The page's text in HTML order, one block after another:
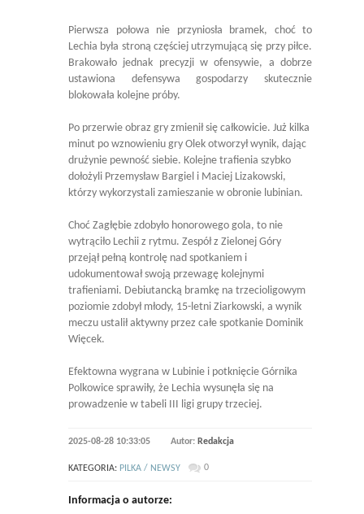
Pierwsza połowa nie przyniosła bramek, choć to
Lechia była stroną częściej utrzymującą się przy piłce.
Brakowało jednak precyzji w ofensywie, a dobrze
ustawiona defensywa gospodarzy skutecznie
blokowała kolejne próby.
Po przerwie obraz gry zmienił się całkowicie. Już kilka
minut po wznowieniu gry Olek otworzył wynik, dając
drużynie pewność siebie. Kolejne trafienia szybko
dołożyli Przemysław Bargiel i Maciej Lizakowski,
którzy wykorzystali zamieszanie w obronie lubinian.
Choć Zagłębie zdobyło honorowego gola, to nie
wytrąciło Lechii z rytmu. Zespół z Zielonej Góry
przejął pełną kontrolę nad spotkaniem i
udokumentował swoją przewagę kolejnymi
trafieniami. Debiutancką bramkę na trzecioligowym
poziomie zdobył młody, 15-letni Ziarkowski, a wynik
meczu ustalił aktywny przez całe spotkanie Dominik
Więcek.
Efektowna wygrana w Lubinie i potknięcie Górnika
Polkowice sprawiły, że Lechia wysunęła się na
prowadzenie w tabeli III ligi grupy trzeciej.
2025-08-28 10:33:05 Autor: Redakcja
KATEGORIA: PILKA / NEWSY 0
Informacja o autorze: